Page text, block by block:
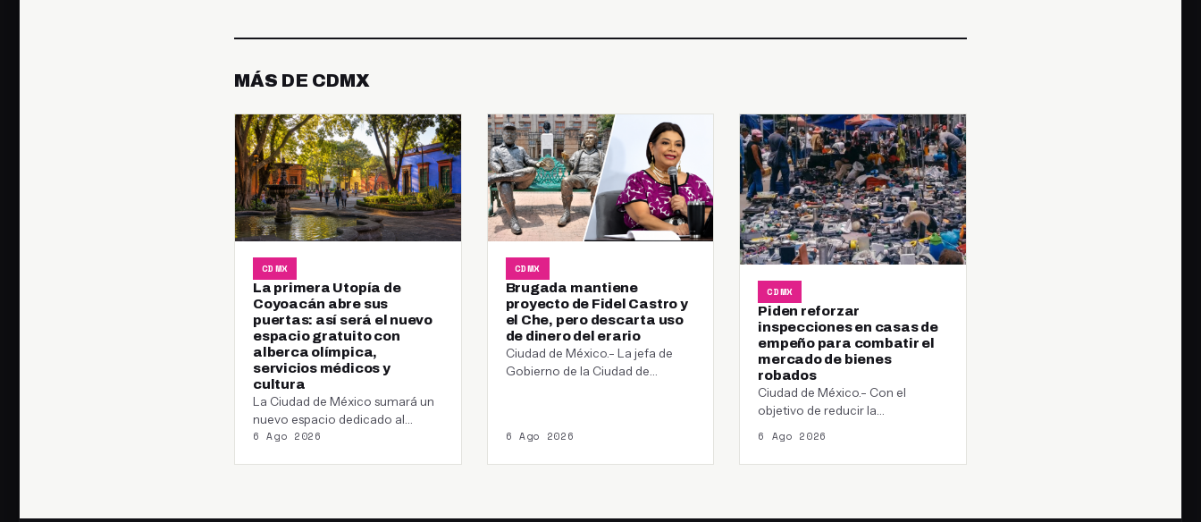
MÁS DE CDMX
CDMX
La primera Utopía de
Coyoacán abre sus
puertas: así será el nuevo
espacio gratuito con
alberca olímpica,
servicios médicos y
cultura
La Ciudad de México sumará un
nuevo espacio dedicado al
bienestar, el deporte y la cultura…
6 Ago 2026
CDMX
Brugada mantiene
proyecto de Fidel Castro y
el Che, pero descarta uso
de dinero del erario
Ciudad de México.- La jefa de
Gobierno de la Ciudad de
6 Ago 2026
CDMX
Piden reforzar
inspecciones en casas de
empeño para combatir el
mercado de bienes
robados
Ciudad de México.- Con el
objetivo de reducir la
reporte de robo…
6 Ago 2026